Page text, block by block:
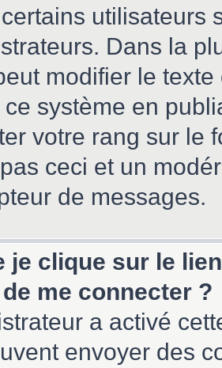
utilisateurs
Dans la
modifier le
système en
votre rang sur le
ceci et un
de messages.
je clique sur le
me connecter ?
a activé
envoyer des